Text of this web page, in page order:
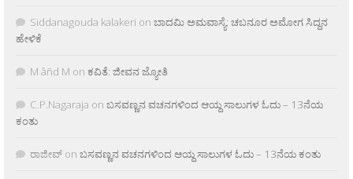
Siddanagouda kalakeri on ಬಾದಮಿ ಅಮವಾಸ್ಯೆ: ಚಬನೂರ ಅಮೋಗ ಸಿದ್ದನ
ಹೇಳಿಕೆ
M âñd M on ಕವಿತೆ: ಜೀವನ ಜ್ಯೋತಿ
C.P.Nagaraja on ಬಸವಣ್ಣನ ವಚನಗಳಿಂದ ಆಯ್ದ ಸಾಲುಗಳ ಓದು – 13ನೆಯ
ಕಂತು
ರಾಜೀವ್ on ಬಸವಣ್ಣನ ವಚನಗಳಿಂದ ಆಯ್ದ ಸಾಲುಗಳ ಓದು – 13ನೆಯ ಕಂತು